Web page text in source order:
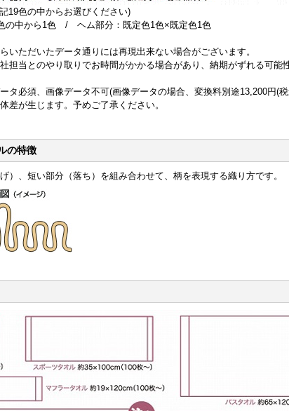
19色の中からお選びください)
の中から1色 / ヘム部分：既定色1色×既定色1色
いただいたデータ通りには再現出来ない場合がございます。
担当とのやり取りでお時間がかかる場合があり、納期がずれる可能
タ必須、画像データ不可(画像データの場合、変換料別途13,200円(
差が生じます。予めご了承ください。
の特徴
）、短い部分（落ち）を組み合わせて、柄を表現する織り方です。